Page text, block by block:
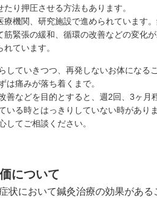
り押圧させる方法もあります。
機関、研究施設で進められています
緊張の緩和、循環の改善などの変化
ています。
していきつつ、再発しないお体になる
は痛みが落ち着くまで。
善などを目的とすると、週2回、3ヶ月
いる時とはっきりしていない時があり
してご相談ください。
について
状において鍼灸治療の効果がある